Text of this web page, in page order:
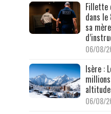
Fillette
dans le
sa
06/08/
Isère :
altitude
06/08/